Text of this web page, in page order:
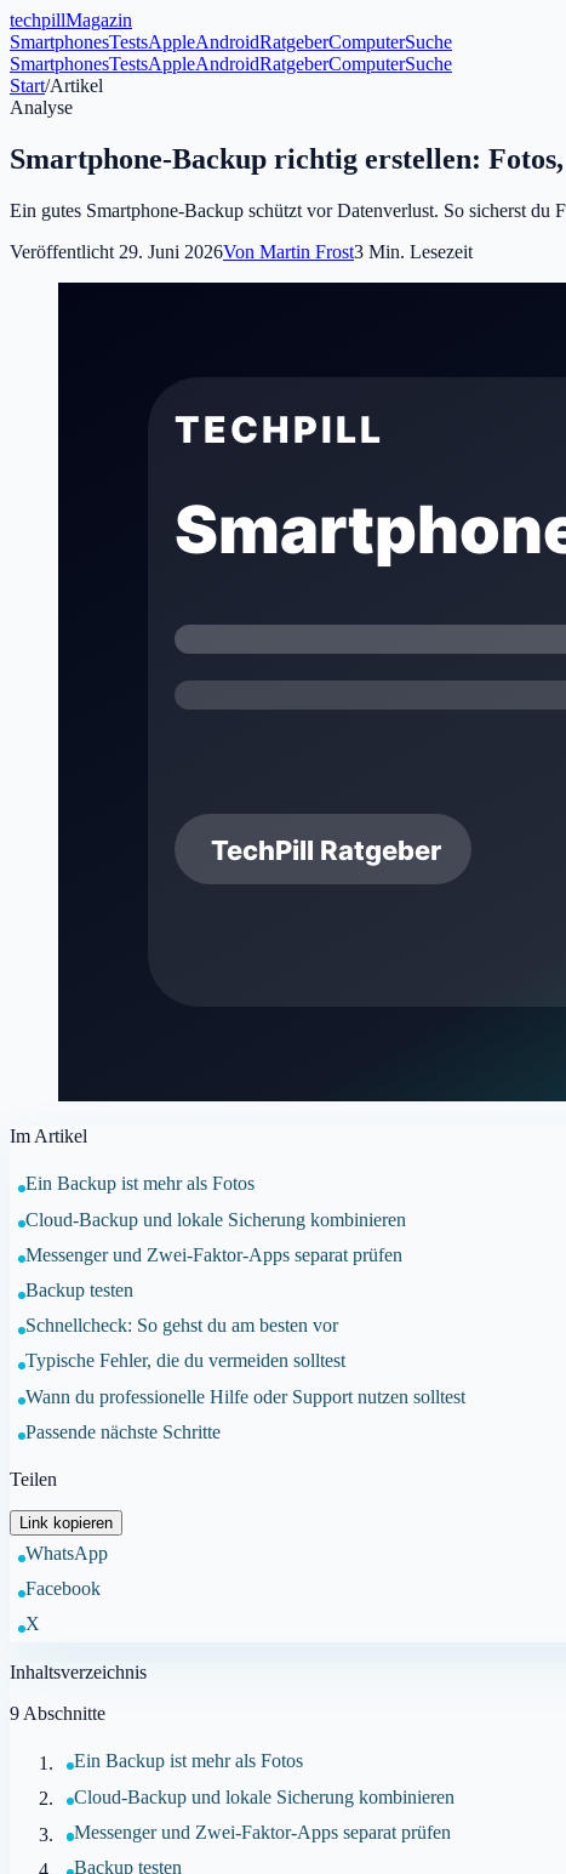
techpillMagazin
SmartphonesTestsAppleAndroidRatgeberComputerSuche
SmartphonesTestsAppleAndroidRatgeberComputerSuche
Start/Artikel
Analyse
Smartphone-Backup richtig erstellen:
Ein gutes Smartphone-Backup schützt vor Datenverlust. So sicherst
Veröffentlicht 29. Juni 2026Von Martin Frost3 Min. Lesezeit
Im Artikel
Ein Backup ist mehr als Fotos
Cloud-Backup und lokale Sicherung kombinieren
Messenger und Zwei-Faktor-Apps separat prüfen
Backup testen
Schnellcheck: So gehst du am besten vor
Typische Fehler, die du vermeiden solltest
Wann du professionelle Hilfe oder Support nutzen solltest
Passende nächste Schritte
Teilen
Link kopieren
WhatsApp
Facebook
X
Inhaltsverzeichnis
9 Abschnitte
Ein Backup ist mehr als Fotos
Cloud-Backup und lokale Sicherung kombinieren
Messenger und Zwei-Faktor-Apps separat prüfen
Backup testen